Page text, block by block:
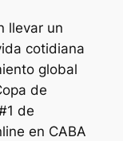
llevar un
cotidiana
global
de
de
en CABA